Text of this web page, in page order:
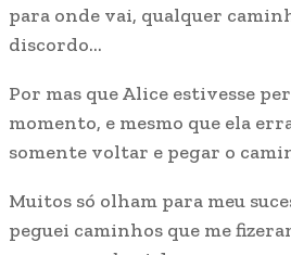
para onde vai, qualquer
discordo…
Por mas que Alice estivesse
momento, e mesmo que ela
somente voltar e pegar o
Muitos só olham para meu
peguei caminhos que me